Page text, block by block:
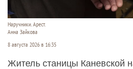
Наручники. Арест.
Анна Зайкова
8 августа 2026 в 16:35
Житель станицы Каневской